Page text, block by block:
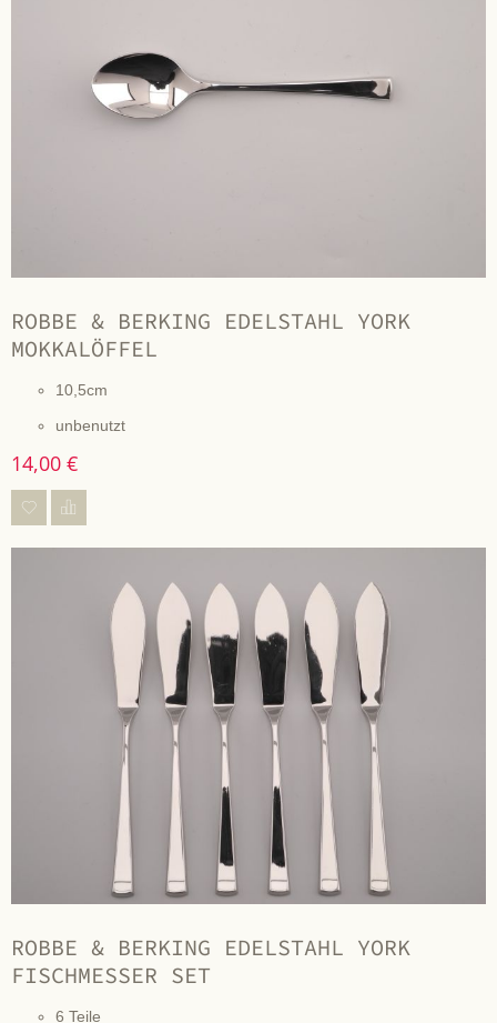
ROBBE & BERKING EDELSTAHL YORK
MOKKALÖFFEL
10,5cm
unbenutzt
14,00 €
ROBBE & BERKING EDELSTAHL YORK
FISCHMESSER SET
6 Teile